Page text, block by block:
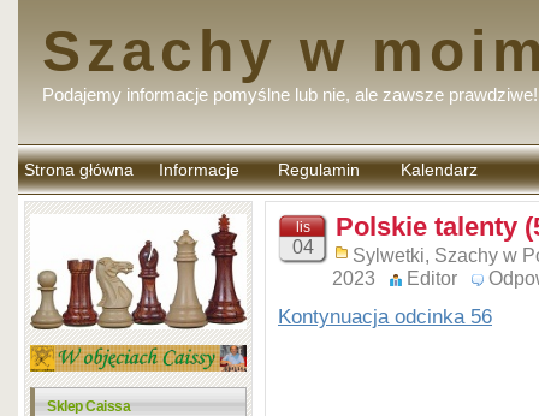
Szachy w
Podajemy informacje pomyślne lub nie, ale zawsze prawdziwe!
Strona główna Informacje Regulamin
komentarzy
Kalendarz
Sklep Caissa
lis
04
Polskie talenty
Sylwetki, Szachy w
2023
Editor
Kontynuacja odcinka 56